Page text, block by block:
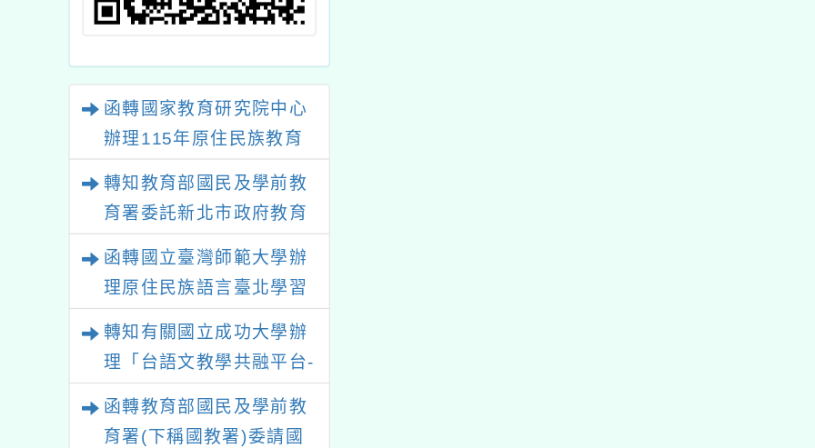
函轉國家教育研究院中心
辦理115年原住民族教育
轉知教育部國民及學前教
育署委託新北市政府教育
場」計畫
函轉國立臺灣師範大學辦
理原住民族語言臺北學習
轉知有關國立成功大學辦
理「台語文教學共融平台-
教案暨教學示範徵件」活
動簡章
函轉教育部國民及學前教
育署(下稱國教署)委請國